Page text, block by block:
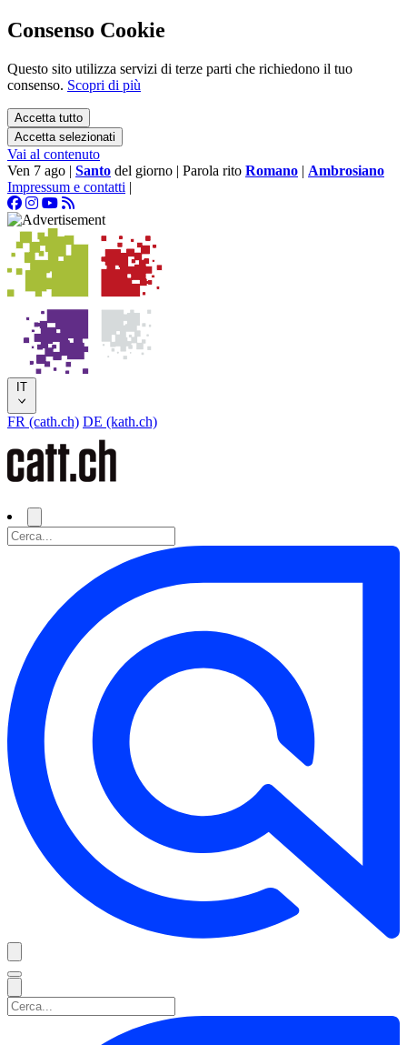
Consenso Cookie
Questo sito utilizza servizi di terze parti che richiedono il tuo
consenso. Scopri di più
Accetta tutto
Accetta selezionati
Vai al contenuto
Ven 7 ago | Santo del giorno | Parola rito Romano | Ambrosiano
Impressum e contatti |
IT
FR (cath.ch) DE (kath.ch)